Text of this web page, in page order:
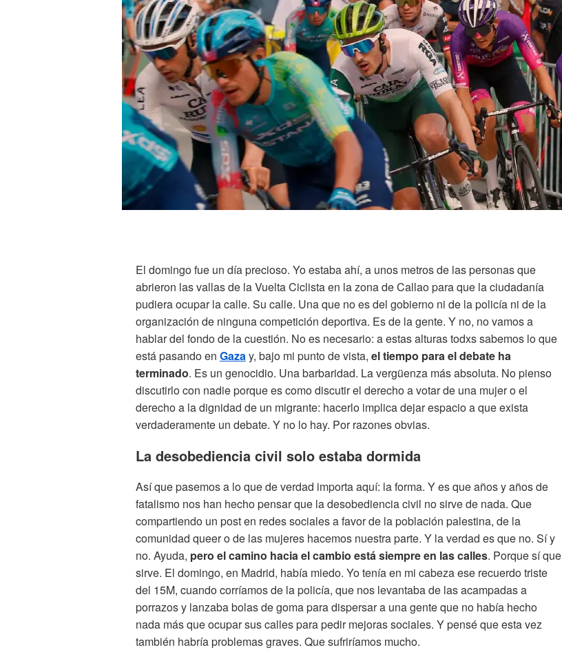
El domingo fue un día precioso. Yo estaba ahí, a unos metros de las personas que
abrieron las vallas de la Vuelta Ciclista en la zona de Callao para que la ciudadanía
pudiera ocupar la calle. Su calle. Una que no es del gobierno ni de la policía ni de la
organización de ninguna competición deportiva. Es de la gente. Y no, no vamos a
hablar del fondo de la cuestión. No es necesario: a estas alturas todxs sabemos lo que
está pasando en Gazay, bajo mi punto de vista, el tiempo para el debate ha
terminado. Es un genocidio. Una barbaridad. La vergüenza más absoluta. No pienso
discutirlo con nadie porque es como discutir el derecho a votar de una mujer o el
derecho a la dignidad de un migrante: hacerlo implica dejar espacio a que exista
verdaderamente un debate. Y no lo hay. Por razones obvias.
La desobediencia civil solo estaba dormida
Así que pasemos a lo que de verdad importa aquí: la forma. Y es que años y años de
fatalismo nos han hecho pensar que la desobediencia civil no sirve de nada. Que
compartiendo un post en redes sociales a favor de la población palestina, de la
comunidad queer o de las mujeres hacemos nuestra parte. Y la verdad es que no. Sí y
no. Ayuda, pero el camino hacia el cambio está siempre en las calles. Porque sí que
sirve. El domingo, en Madrid, había miedo. Yo tenía en mi cabeza ese recuerdo triste
del 15M, cuando corríamos de la policía, que nos levantaba de las acampadas a
porrazos y lanzaba bolas de goma para dispersar a una gente que no había hecho
nada más que ocupar sus calles para pedir mejoras sociales. Y pensé que esta vez
también habría problemas graves. Que sufriríamos mucho.